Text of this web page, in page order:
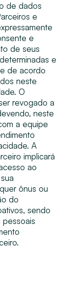
de dados
e
e
de seus
e
de acordo
neste
O
revogado a
neste
a equipe
A
implicará
ao
ônus ou
do
sendo